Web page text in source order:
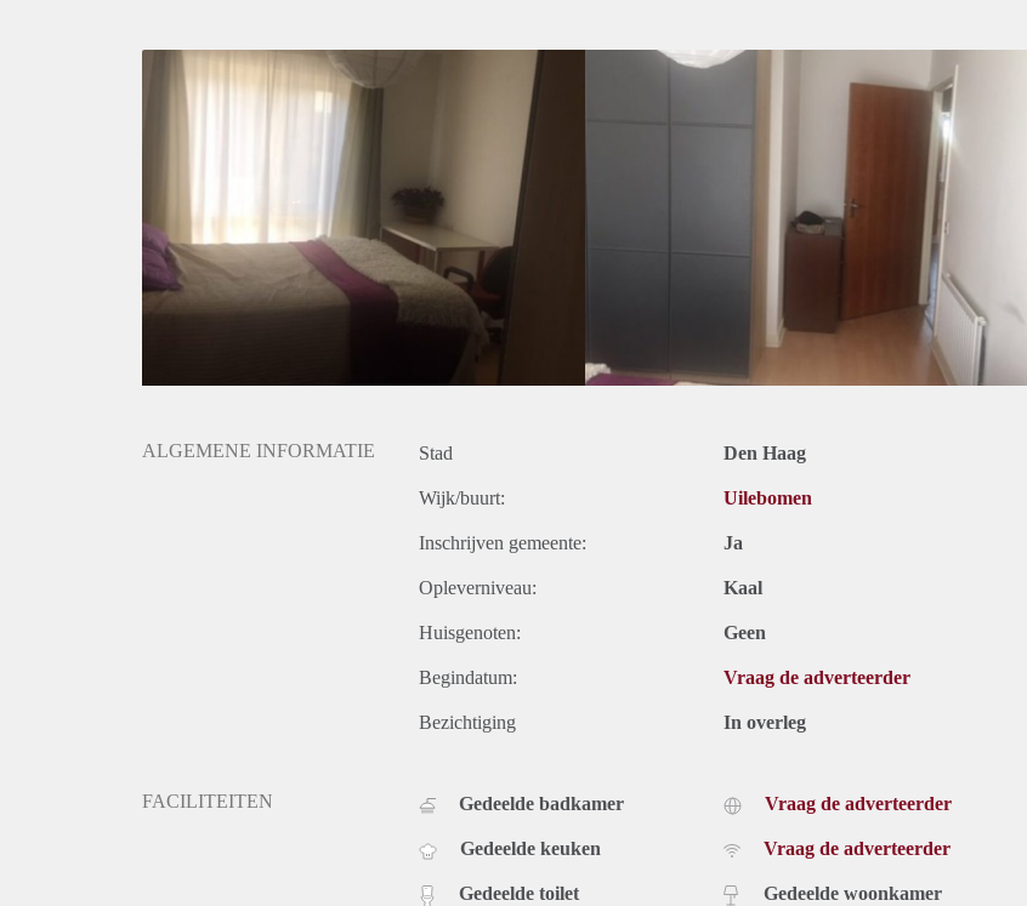
Gedeelde keuken: Nee
Gedeelde Douche: Nee
Gedeelde woonkamer: Nee
Geslacht huisgenoten: N.v.t
ALGEMENE INFORMATIE Stad Den Haag
Wijk/buurt: Uilebomen
Inschrijven gemeente: Ja
Opleverniveau: Kaal
Huisgenoten: Geen
Begindatum: Vraag de adverteerder
Bezichtiging In overleg
FACILITEITEN Gedeelde badkamer
Gedeelde keuken
Gedeelde toilet
Vraag de adverteerder
Vraag de adverteerder
Gedeelde woonkamer